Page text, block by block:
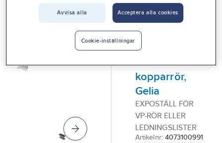
Expoställ för
VP-rör,
ledningslist
eller
kopparrör,
Gelia
EXPOSTÄLL FÖR
VP-RÖR ELLER
LEDNINGSLISTER
Artikelnr: 4073100991
Avvisa alla Acceptera alla cookies
Cookie-inställningar